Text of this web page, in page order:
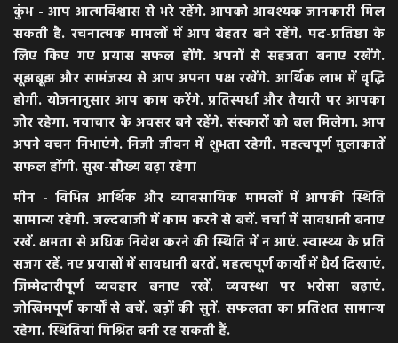
कुंभ - आप आत्मविश्वास से भरे रहेंगे. आपको आवश्यक जानकारी मिल
सकती है. रचनात्मक मामलों में आप बेहतर बने रहेंगे. पद-प्रतिष्ठा के
लिए किए गए प्रयास सफल होंगे. अपनों से सहजता बनाए रखेंगे.
सूझबूझ और सामंजस्य से आप अपना पक्ष रखेंगे. आर्थिक लाभ में वृद्धि
होगी. योजनानुसार आप काम करेंगे. प्रतिस्पर्धा और तैयारी पर आपका
जोर रहेगा. नवाचार के अवसर बने रहेंगे. संस्कारों को बल मिलेगा. आप
अपने वचन निभाएंगे. निजी जीवन में शुभता रहेगी. महत्वपूर्ण मुलाकातें
सफल होंगी. सुख-सौख्य बढ़ा रहेगा
मीन - विभिन्न आर्थिक और व्यावसायिक मामलों में आपकी स्थिति
सामान्य रहेगी. जल्दबाजी में काम करने से बचें. चर्चा में सावधानी बनाए
रखें. क्षमता से अधिक निवेश करने की स्थिति में न आएं. स्वास्थ्य के प्रति
सजग रहें. नए प्रयासों में सावधानी बरतें. महत्वपूर्ण कार्यों में धैर्य दिखाएं.
जिम्मेदारीपूर्ण व्यवहार बनाए रखें. व्यवस्था पर भरोसा बढ़ाएं.
जोखिमपूर्ण कार्यों से बचें. बड़ों की सुनें. सफलता का प्रतिशत सामान्य
रहेगा. स्थितियां मिश्रित बनी रह सकती हैं.